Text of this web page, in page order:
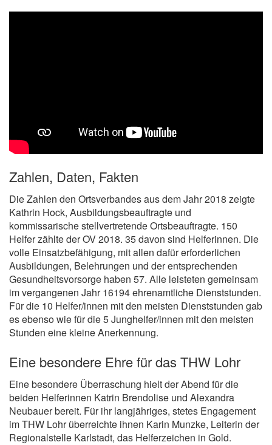
Zahlen, Daten, Fakten
Die Zahlen den Ortsverbandes aus dem Jahr 2018 zeigte
Kathrin Hock, Ausbildungsbeauftragte und
kommissarische stellvertretende Ortsbeauftragte. 150
Helfer zählte der OV 2018. 35 davon sind Helferinnen. Die
volle Einsatzbefähigung, mit allen dafür erforderlichen
Ausbildungen, Belehrungen und der entsprechenden
Gesundheitsvorsorge haben 57. Alle leisteten gemeinsam
im vergangenen Jahr 16194 ehrenamtliche Dienststunden.
Für die 10 Helfer/innen mit den meisten Dienststunden gab
es ebenso wie für die 5 Junghelfer/innen mit den meisten
Stunden eine kleine Anerkennung.
Eine besondere Ehre für das THW Lohr
Eine besondere Überraschung hielt der Abend für die
beiden Helferinnen Katrin Brendolise und Alexandra
Neubauer bereit. Für ihr langjähriges, stetes Engagement
im THW Lohr überreichte ihnen Karin Munzke, Leiterin der
Regionalstelle Karlstadt, das Helferzeichen in Gold.